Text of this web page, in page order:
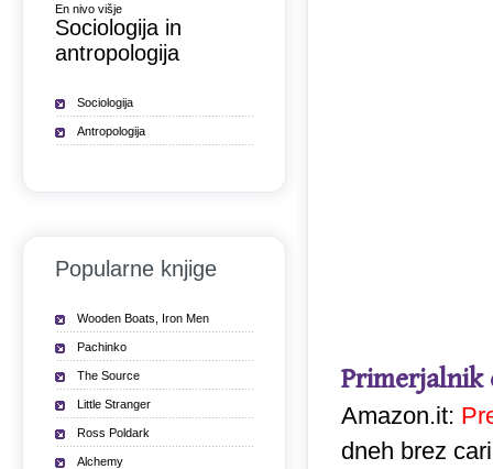
Primerjalnik
Amazon.it:
dneh brez
En nivo višje
Sociologija in
antropologija
Sociologija
Antropologija
Popularne knjige
Wooden Boats, Iron Men
Pachinko
The Source
Little Stranger
Ross Poldark
Alchemy